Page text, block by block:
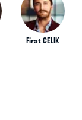
Firat CELIK